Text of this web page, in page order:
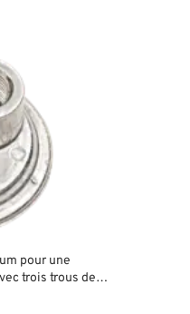
pour une
trois trous de